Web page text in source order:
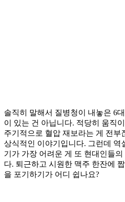
솔직히 말해서 질병청이 내놓은 6
이 있는 건 아닙니다. 적당히 움직
주기적으로 혈압 재보라는 게 전부
상식적인 이야기입니다. 그런데 역
기가 가장 어려운 게 또 현대인들
다. 퇴근하고 시원한 맥주 한잔에
을 포기하기가 어디 쉽나요?